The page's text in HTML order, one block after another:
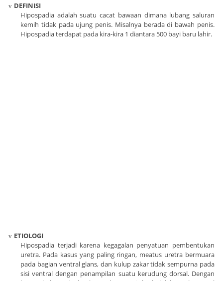
v DEFINISI
Hipospadia adalah suatu cacat bawaan dimana lubang saluran
kemih tidak pada ujung penis. Misalnya berada di bawah penis.
Hipospadia terdapat pada kira-kira 1 diantara 500 bayi baru lahir.
v ETIOLOGI
Hipospadia terjadi karena kegagalan penyatuan pembentukan
uretra. Pada kasus yang paling ringan, meatus uretra bermuara
pada bagian ventral glans, dan kulup zakar tidak sempurna pada
sisi ventral dengan penampilan suatu kerudung dorsal. Dengan